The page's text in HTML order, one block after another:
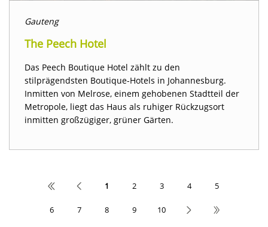
Gauteng
The Peech Hotel
Das Peech Boutique Hotel zählt zu den
stilprägendsten Boutique-Hotels in Johannesburg.
Inmitten von Melrose, einem gehobenen Stadtteil der
Metropole, liegt das Haus als ruhiger Rückzugsort
inmitten großzügiger, grüner Gärten.
1 2 3 4 5
6 7 8 9 10